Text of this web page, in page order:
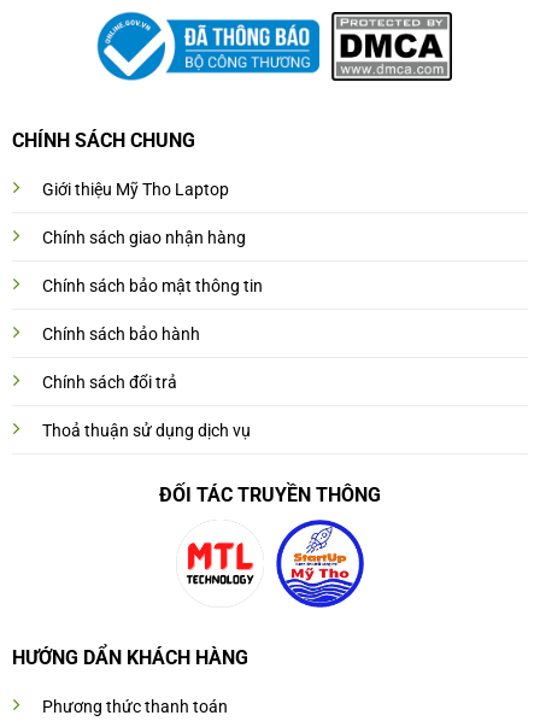
CHÍNH SÁCH CHUNG
Giới thiệu Mỹ Tho Laptop
Chính sách giao nhận hàng
Chính sách bảo mật thông tin
Chính sách bảo hành
Chính sách đổi trả
Thoả thuận sử dụng dịch vụ
ĐỐI TÁC TRUYỀN THÔNG
HƯỚNG DẨN KHÁCH HÀNG
Phương thức thanh toán